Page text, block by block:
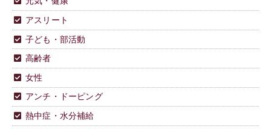
アスリート
子ども・部活動
高齢者
女性
アンチ・ドーピング
熱中症・水分補給